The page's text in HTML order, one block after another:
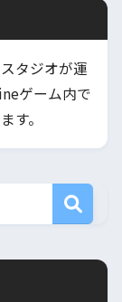
タジオが運
ゲーム内で
す。